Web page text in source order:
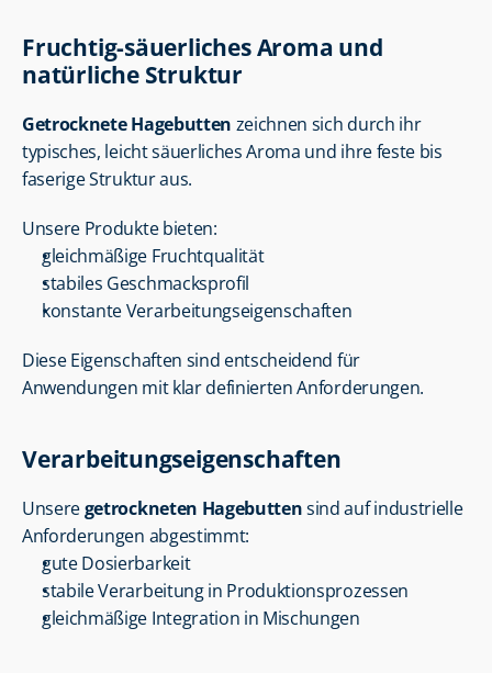
Fruchtig-säuerliches Aroma und
natürliche Struktur
Getrocknete Hagebutten zeichnen sich durch ihr
typisches, leicht säuerliches Aroma und ihre feste bis
faserige Struktur aus.
Unsere Produkte bieten:
gleichmäßige Fruchtqualität
stabiles Geschmacksprofil
konstante Verarbeitungseigenschaften
Diese Eigenschaften sind entscheidend für
Anwendungen mit klar definierten Anforderungen.
Verarbeitungseigenschaften
Unsere getrockneten Hagebutten sind auf industrielle
Anforderungen abgestimmt:
gute Dosierbarkeit
stabile Verarbeitung in Produktionsprozessen
gleichmäßige Integration in Mischungen